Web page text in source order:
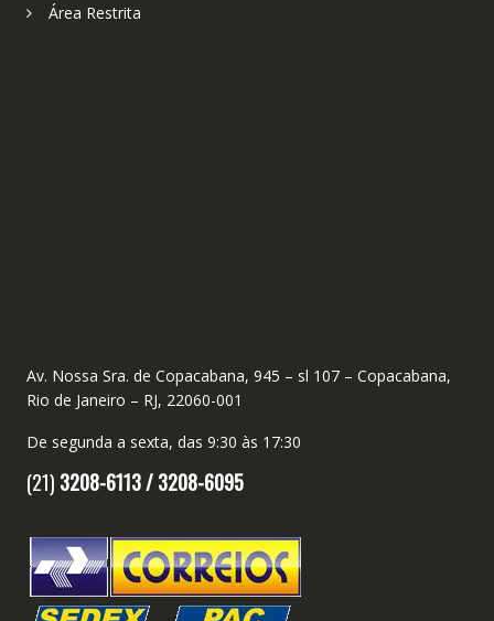
Área Restrita
Av. Nossa Sra. de Copacabana, 945 – sl 107 – Copacabana,
Rio de Janeiro – RJ, 22060-001
De segunda a sexta, das 9:30 às 17:30
(21) 3208-6113 /3208-6095